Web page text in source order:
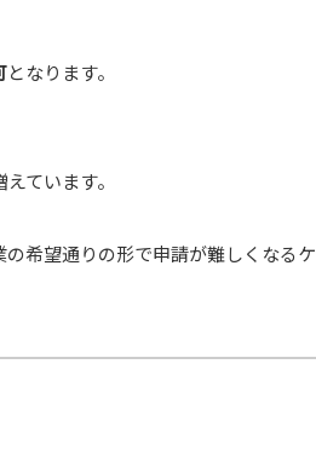
となります。
ています。
希望通りの形で申請が難しくなるケ